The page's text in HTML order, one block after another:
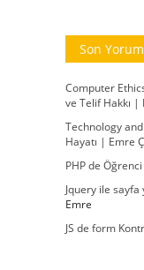
Son
Computer
ve Telif Hakkı |
Technology
Hayatı | Emre
PHP de
Jquery ile
Emre
JS de form